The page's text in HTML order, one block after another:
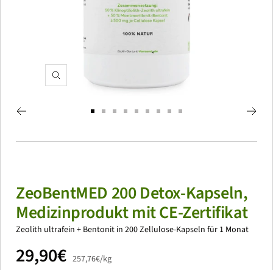
Zoom
ZeoBentMED 200 Detox-Kapseln,
Medizinprodukt mit CE-Zertifikat
Zeolith ultrafein + Bentonit in 200 Zellulose-Kapseln für 1 Monat
Angebotspreis
29,90€ 257,76€/kg